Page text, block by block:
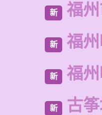
新 福
新 福
新 福
新 古